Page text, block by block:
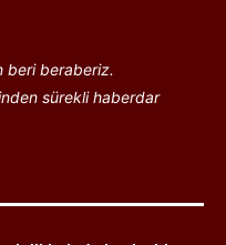
beri beraberiz.
sürekli haberdar